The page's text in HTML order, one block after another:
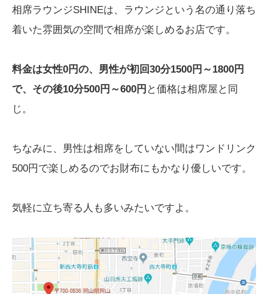
相席ラウンジSHINEは、ラウンジという名の通り落ち
着いた雰囲気の空間で相席が楽しめるお店です。
料金は女性0円の、男性が初回30分1500円～1800円
で、その後10分500円～600円 と価格は相席屋と同
じ。
ちなみに、男性は相席をしていない間はワンドリンク
500円で楽しめるのでお財布にもかなり優しいです。
気軽に立ち寄る人も多いみたいですよ。